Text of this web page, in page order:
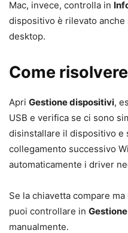
Mac, invece, controlla in
dispositivo è rilevato
desktop.
Come
Apri Gestione dispositivi,
USB e verifica se ci sono
disinstallare il dispositivo e
collegamento successivo
automaticamente i driver
Se la chiavetta compare
puoi controllare in
manualmente.